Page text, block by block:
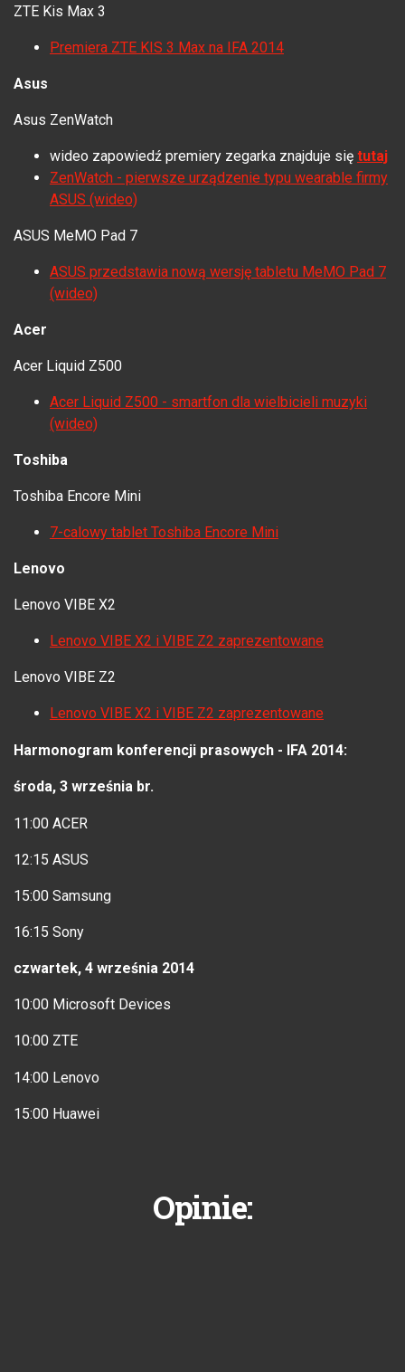
ZTE Kis Max 3
Premiera ZTE KIS 3 Max na IFA 2014
Asus
Asus ZenWatch
wideo zapowiedź premiery zegarka znajduje się tutaj
ZenWatch - pierwsze urządzenie typu wearable firmy
ASUS (wideo)
ASUS MeMO Pad 7
ASUS przedstawia nową wersję tabletu MeMO Pad 7
(wideo)
Acer
Acer Liquid Z500
Acer Liquid Z500 - smartfon dla wielbicieli muzyki
(wideo)
Toshiba
Toshiba Encore Mini
7-calowy tablet Toshiba Encore Mini
Lenovo
Lenovo VIBE X2
Lenovo VIBE X2 i VIBE Z2 zaprezentowane
Lenovo VIBE Z2
Lenovo VIBE X2 i VIBE Z2 zaprezentowane
Harmonogram konferencji prasowych - IFA 2014:
środa, 3 września br.
11:00 ACER
12:15 ASUS
15:00 Samsung
16:15 Sony
czwartek, 4 września 2014
10:00 Microsoft Devices
10:00 ZTE
14:00 Lenovo
15:00 Huawei
Opinie: